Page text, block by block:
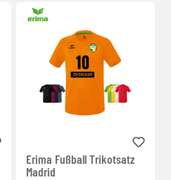
Erima Fußball Trikotsatz
Madrid